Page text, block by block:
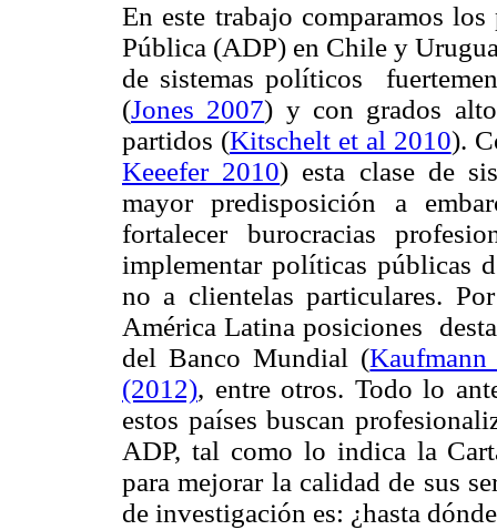
En este trabajo comparamos
Pública (ADP) en Chile y
de sistemas políticos
(Jones 2007) y con grados
partidos (Kitschelt et al 2010).
Keeefer 2010) esta clase de
mayor predisposición a
fortalecer burocracias
implementar políticas públicas
no a clientelas particulares.
América Latina posiciones
del Banco Mundial (
(2012), entre otros. Todo lo
estos países buscan
ADP, tal como lo indica la
para mejorar la calidad de sus
de investigación es: ¿hasta